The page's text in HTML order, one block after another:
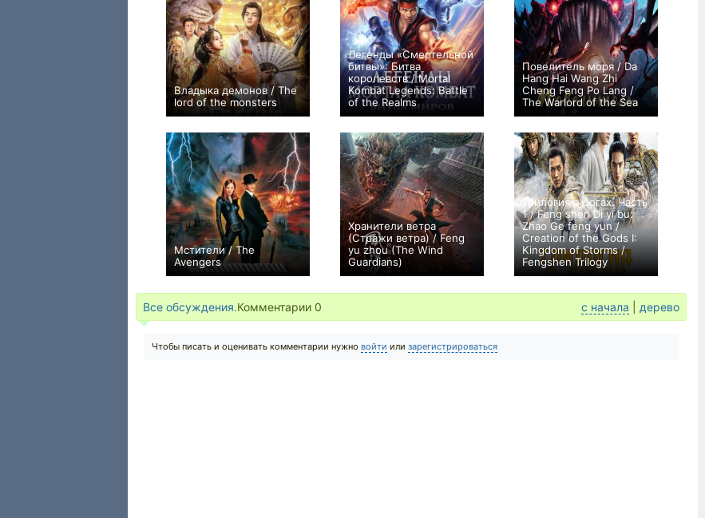
Владыка демонов / The
lord of the monsters
+3
Легенды «Смертельной
битвы»: Битва
королевств / Mortal
Kombat Legends: Battle
of the Realms
+126
Повелитель моря / Da
Hang Hai Wang Zhi
Cheng Feng Po Lang /
The Warlord of the Sea
+2
Мстители / The
Avengers
+3
Хранители ветра
(Стражи ветра) / Feng
yu zhou (The Wind
Guardians)
+11
Трилогия о богах. Часть
1 / Feng shen Di yi bu:
Zhao Ge feng yun /
Creation of the Gods I:
Kingdom of Storms /
Fengshen Trilogy
+7
Все обсуждения.Комментарии 0 с начала дерево
Чтобы писать и оценивать комментарии нужно войти или зарегистрироваться